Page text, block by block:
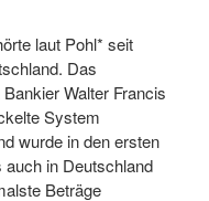
laut Pohl* seit
Das
Walter Francis
System
wurde in den ersten
in Deutschland
Beträge